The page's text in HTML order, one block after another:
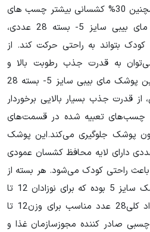
را نرم و لطیف نگاه می‌دارد.همچنین 30% کشسانی بیشتر چسب های
کناری کمک می کند پوشک مای بیبی سایز 5- بسته 28 عددی،
بتواند به راحتی حرکت کند. از
به قدرت جذب رطوبت بالا و
لطافت و نرمی آن اشاره کرد.این پوشک مای بیبی سایز 5- بسته 28
قدرت جذب بسیار بالایی برخوردار
تعبیه شده در قسمت‌های
پوشک جلوگیری می‌کند.این پوشک
سایز 5- بسته 28 عددی دارای لایه محافظ کشسان عمودی
راحتی کودک می‌شود. هر بسته از
این مدل شامل 28 عدد پوشک سایز 5 بوده که برای نوزادان 12 تا
20 کیلوگرم مناسب است.تعداد کلی28 عدد مناسب برای وزن12 تا
صادر کننده مجوزسازمان غذا و